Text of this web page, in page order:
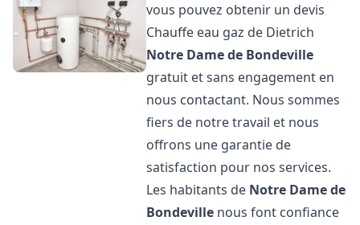
vous pouvez obtenir un devis
Chauffe eau gaz de Dietrich
Notre Dame de Bondeville
gratuit et sans engagement en
nous contactant. Nous sommes
fiers de notre travail et nous
offrons une garantie de
satisfaction pour nos services.
Les habitants de Notre Dame de
Bondeville nous font confiance